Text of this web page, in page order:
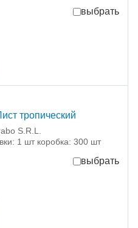
выбрать
тропический
S.R.L.
1 шт коробка: 300 шт
выбрать